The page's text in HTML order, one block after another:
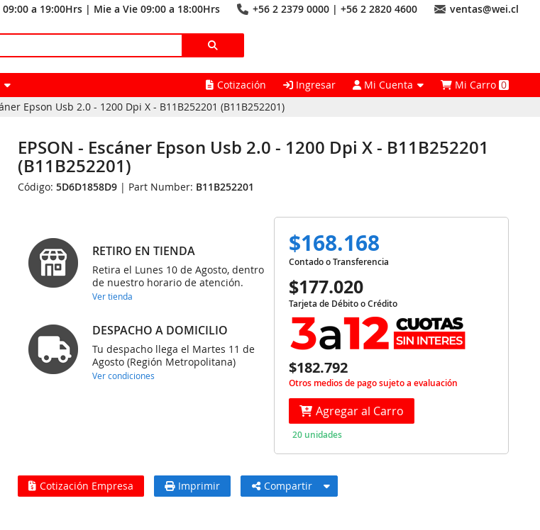
a 19:00Hrs | Mie a Vie 09:00 a 18:00Hrs +56 2 2379 0000 | +56 2 2820 4600 ventas@wei.cl
Cotización Ingresar Mi Cuenta Mi Carro0
Epson Usb 2.0 - 1200 Dpi X - B11B252201 (B11B252201)
EPSON - Escáner Epson Usb 2.0 - 1200 Dpi X - B11B252201
(B11B252201)
Código:5D6D1858D9 | Part Number: B11B252201
RETIRO EN TIENDA
Retira el Lunes 10 de Agosto, dentro
de nuestro horario de atención.
Ver tienda
DESPACHO A DOMICILIO
Tu despacho llega el Martes 11 de
Agosto (Región Metropolitana)
Ver condiciones
$168.168
Contado o Transferencia
$177.020
Tarjeta de Débito o Crédito
$182.792
Otros medios de pago sujeto a evaluación
Agregar al Carro
20 unidades
Cotización Empresa Imprimir Compartir